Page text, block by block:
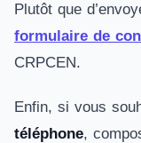
Plutôt que
formulaire de
CRPCEN.
Enfin, si vous
téléphone,